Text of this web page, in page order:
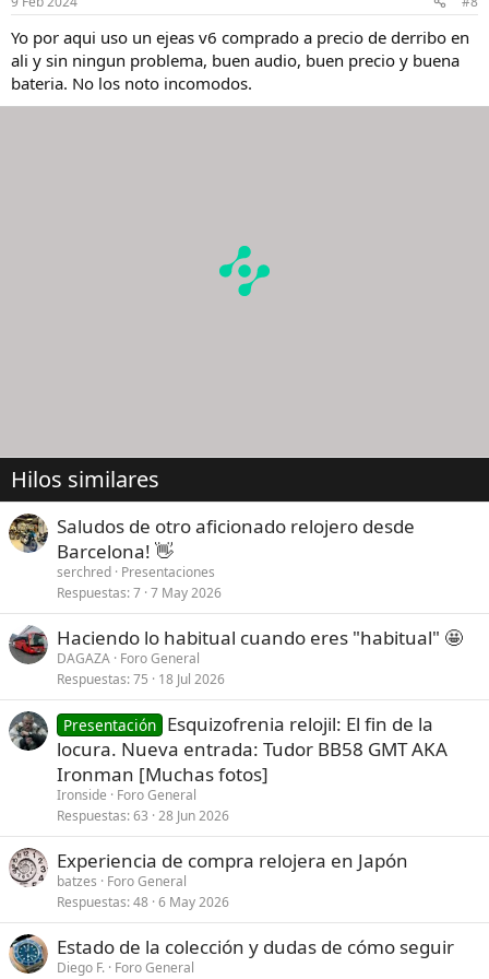
Yo por aqui uso un ejeas v6 comprado a precio de derribo en
ali y sin ningun problema, buen audio, buen precio y buena
bateria. No los noto incomodos.
Hilos similares
Saludos de otro aficionado relojero desde
Barcelona! 👋
serchred Presentaciones
Respuestas 7 7 May 2026
Haciendo lo habitual cuando eres "habitual" 🤩
DAGAZA Foro General
Respuestas 75 18 Jul 2026
Presentación Esquizofrenia relojil: El fin de la
locura. Nueva entrada: Tudor BB58 GMT AKA
Ironman [Muchas fotos]
Ironside
Foro General
Respuestas 63 28 Jun 2026
Experiencia de compra relojera en Japón
batzes
Foro General
Respuestas 48 6 May 2026
Estado de la colección y dudas de cómo seguir
Diego F. Foro General